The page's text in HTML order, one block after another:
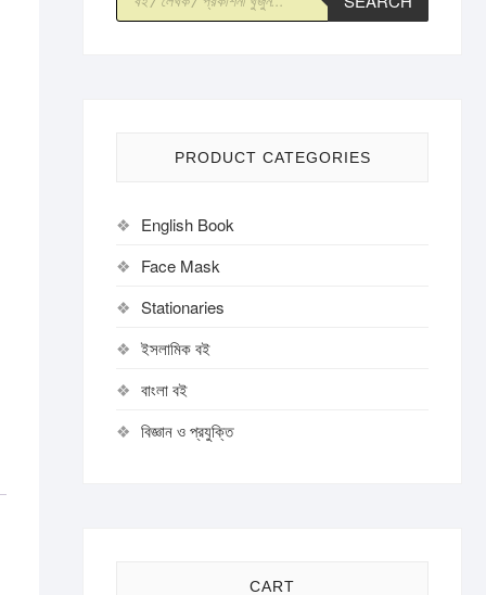
PRODUCT CATEGORIES
English Book
Face Mask
Stationaries
ইসলামিক বই
বাংলা বই
বিজ্ঞান ও প্রযুক্তি
CART